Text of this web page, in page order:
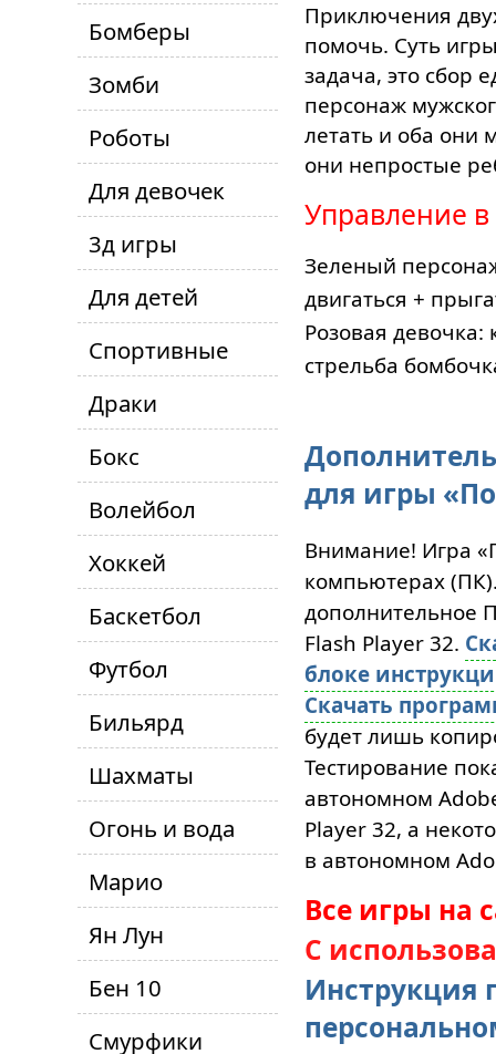
Бомберы
Зомби
Роботы
Для девочек
3д игры
Для детей
Спортивные
Драки
Бокс
Волейбол
Хоккей
Баскетбол
Футбол
Бильярд
Шахматы
Огонь и вода
Марио
Ян Лун
Бен 10
Смурфики
Приключения
помочь. Суть
задача, это сбор
персонаж
летать и оба они
они непростые
Управление в
Зеленый
двигаться +
Розовая девочка:
стрельба
для игры
Внимание! Игра
компьютерах
дополнительное
Flash Player 32.
блоке
Скачать
будет лишь
Тестирование
автономном
Player 32, а
в автономном
Все игры на
С
Инструкция